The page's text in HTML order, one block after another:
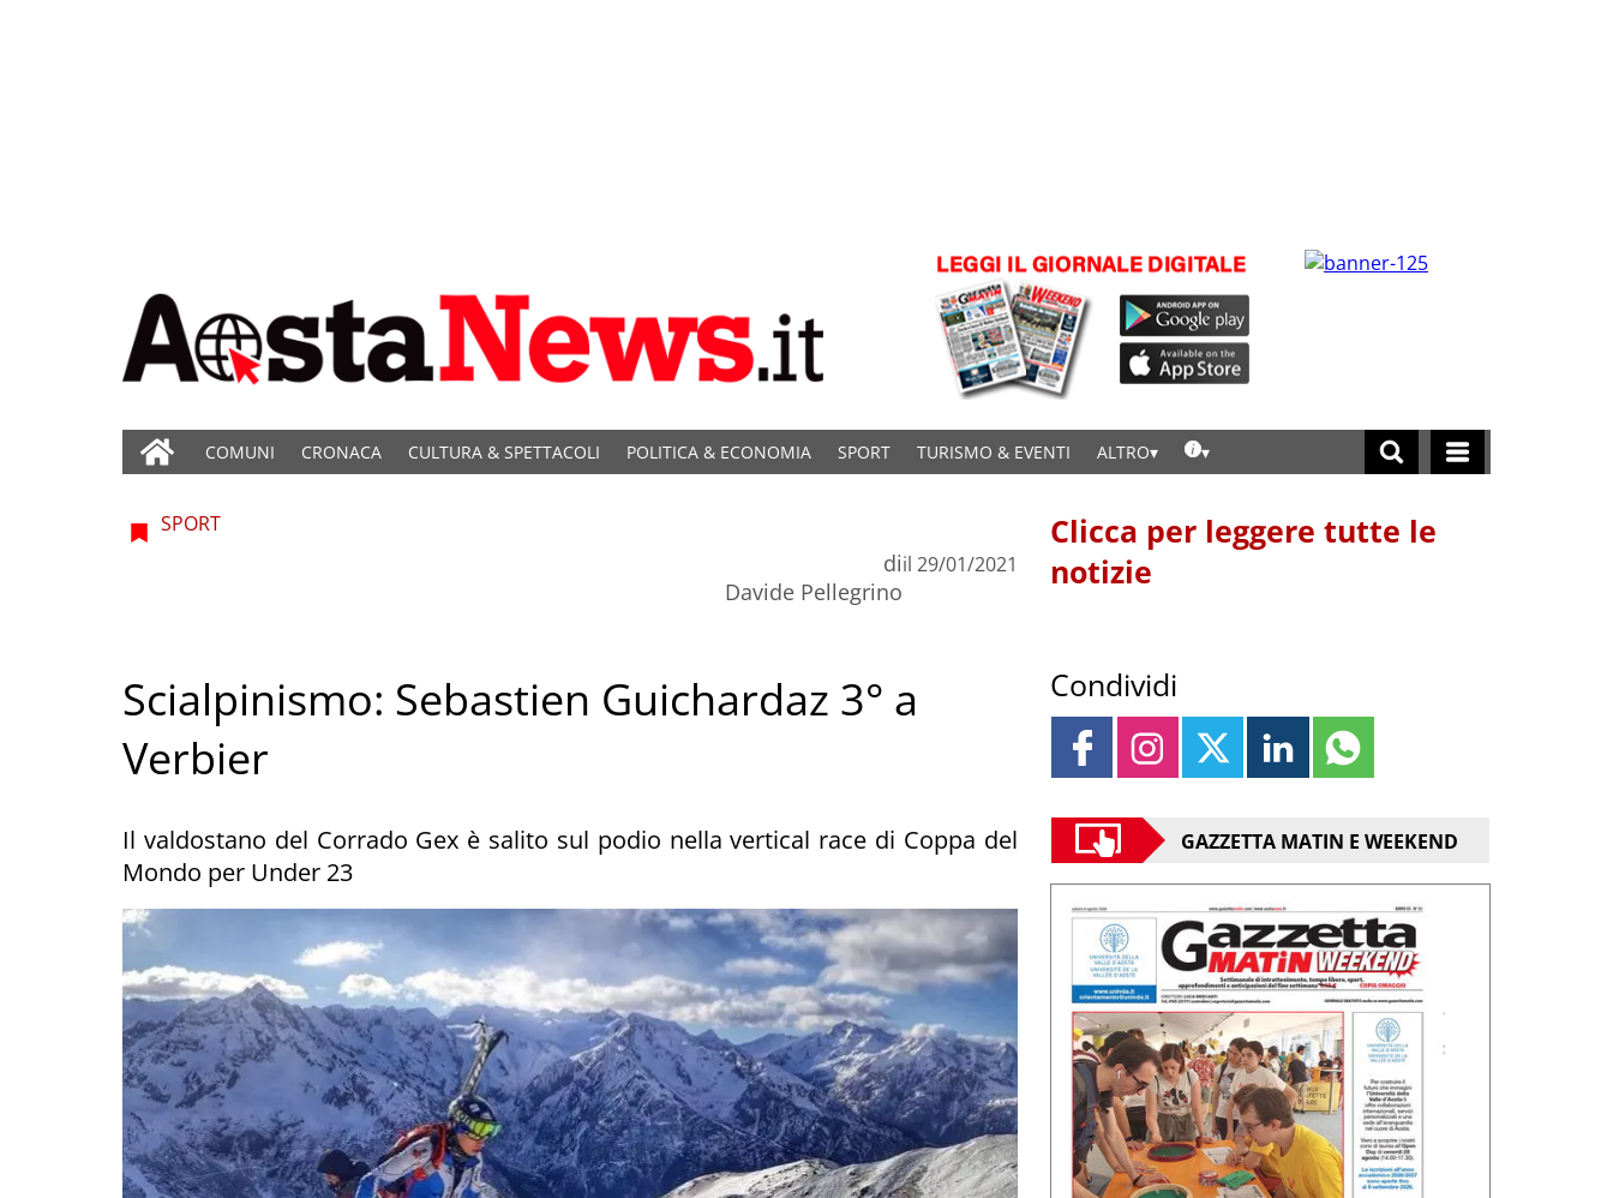
COMUNI CRONACA CULTURA & SPETTACOLI POLITICA & ECONOMIA SPORT TURISMO & EVENTI ALTRO
SPORT
di
Davide Pellegrino
il 29/01/2021
Scialpinismo: Sebastien Guichardaz 3° a
Verbier
Il valdostano del Corrado Gex è salito sul podio nella vertical race di Coppa del
Mondo per Under 23
Clicca per leggere tutte le
notizie
Condividi
GAZZETTA MATIN E WEEKEND